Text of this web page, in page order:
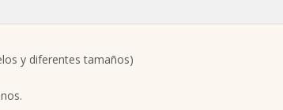
y diferentes tamaños)